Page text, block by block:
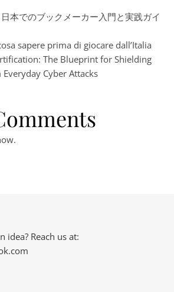
本でのブックメーカー入門と実践ガイ
sapere prima di giocare dall’Italia
The Blueprint for Shielding
Cyber Attacks
idea? Reach us at: